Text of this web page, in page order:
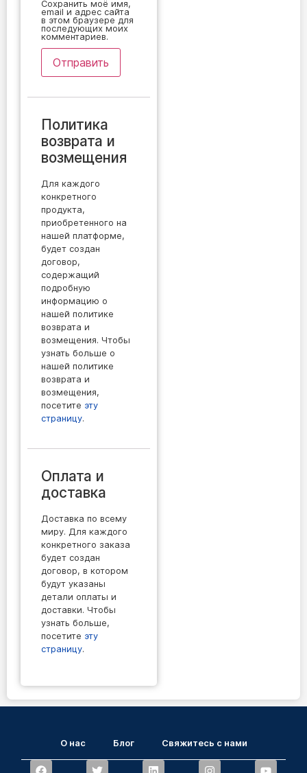
Сохранить моё имя,
email и адрес сайта
в этом браузере для
последующих моих
комментариев.
Политика
возврата и
возмещения
Для каждого
конкретного
продукта,
приобретенного на
нашей платформе,
будет создан
договор,
содержащий
подробную
информацию о
нашей политике
возврата и
возмещения. Чтобы
узнать больше о
нашей политике
возврата и
возмещения,
посетите эту
страницу.
Оплата и
доставка
Доставка по всему
миру. Для каждого
конкретного заказа
будет создан
договор, в котором
будут указаны
детали оплаты и
доставки. Чтобы
узнать больше,
посетите эту
страницу.
О нас Блог Свяжитесь с нами